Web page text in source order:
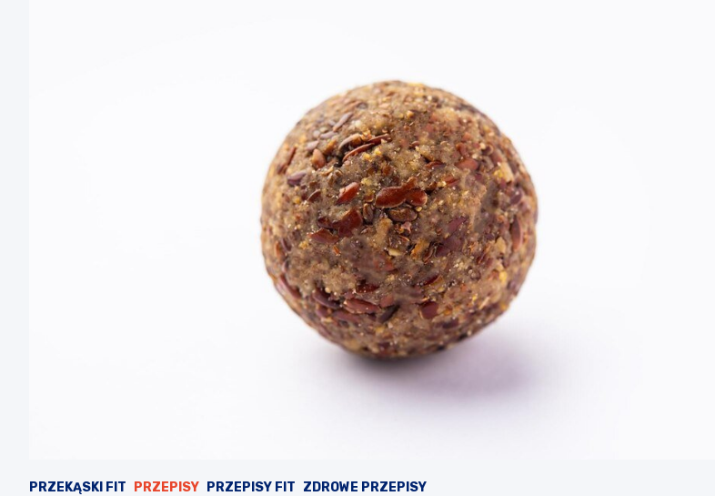
PRZEKĄSKI FIT PRZEPISY PRZEPISY FIT ZDROWE PRZEPISY